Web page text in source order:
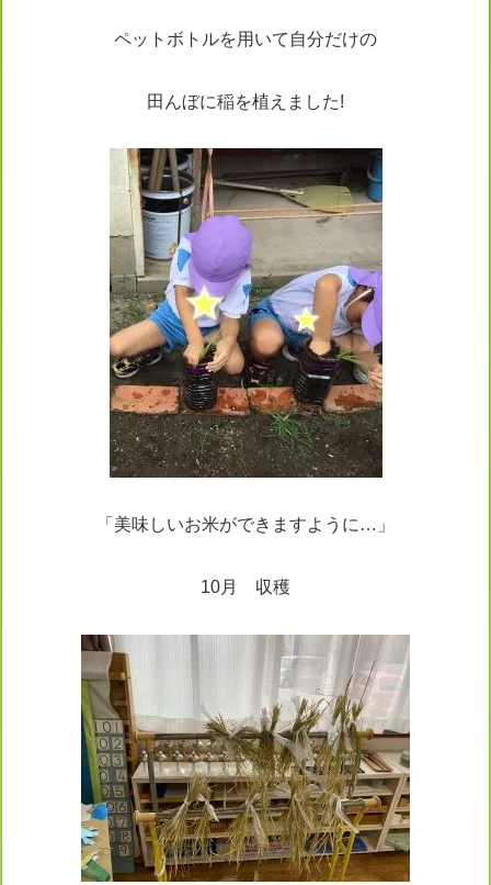
ペットボトルを用いて自分だけの
田んぼに稲を植えました!
「美味しいお米ができますように…」
10月 収穫